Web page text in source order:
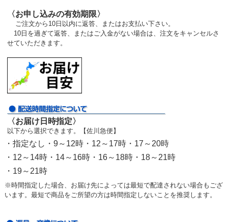
〈お申し込みの有効期限〉
ご注文から10日以内に返答、またはお支払い下さい。
10日を過ぎて返答、またはご入金がない場合は、注文をキャンセルさ
せていただきます。
〈お届け日時指定〉
以下から選択できます。【佐川急便】
・指定なし・9～12時・12～17時・17～20時
・12～14時・14～16時・16～18時・18～21時
・19～21時
※時間指定した場合、お届け先によっては最短で配達されない場合もござ
います。最短で商品をご所望の方は時間指定しないことを推奨します。